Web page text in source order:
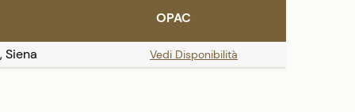
OPAC
Vedi Disponibilità